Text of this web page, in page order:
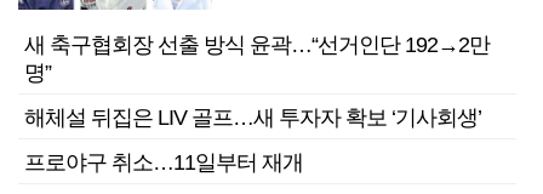
새 축구협회장 선출 방식 윤곽…“선거인단 192→2만
명”
해체설 뒤집은 LIV 골프…새 투자자 확보 ‘기사회생’
프로야구 취소…11일부터 재개